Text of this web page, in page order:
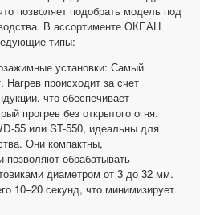
позволяет подобрать модель под
В ассортименте ОКЕАН
типы:
установки: Самый
Нагрев происходит за счет
что обеспечивает
прогрев без открытого огня.
55 или ST-550, идеальны для
Они компактны,
позволяют обрабатывать
диаметром от 3 до 32 мм.
10–20 секунд, что минимизирует